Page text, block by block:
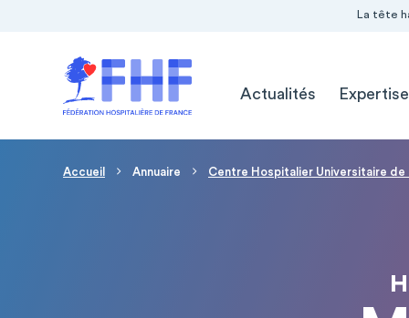
La tête
Actualités
Fil d'Ariane
Accueil Annuaire Centre Hospitalier Universitaire